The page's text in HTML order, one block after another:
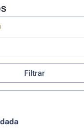
baixo para abrir o
Filtrar